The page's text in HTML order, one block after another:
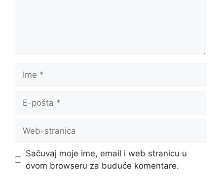
pošta
stranica
Sačuvaj moje ime, email i web stranicu u
ovom browseru za buduće komentare.